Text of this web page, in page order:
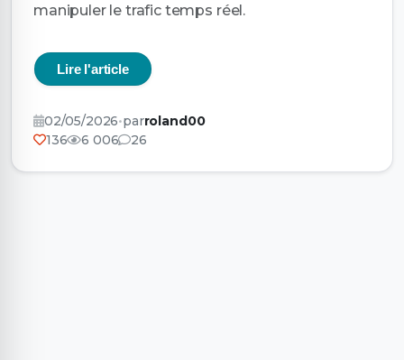
manipuler le trafic temps réel.
Lire l'article
02/05/2026•parroland00
136
6 006 26